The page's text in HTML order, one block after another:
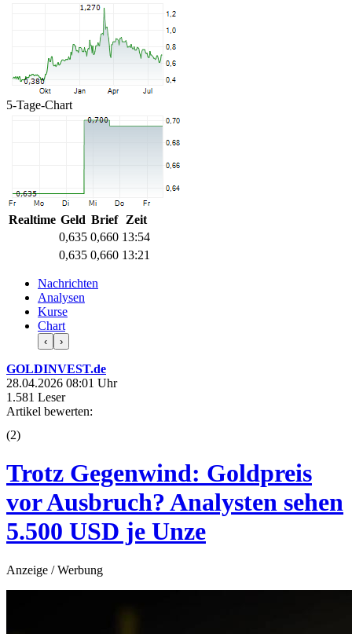
5-Tage-Chart
Realtime Geld Brief
Zeit
0,635 0,660 13:54
0,635 0,660 13:21
Nachrichten
Analysen
Kurse
Chart
‹ ›
GOLDINVEST.de
28.04.2026 08:01 Uhr
1.581 Leser
Artikel bewerten:
(2)
Trotz Gegenwind: Goldpreis
vor Ausbruch? Analysten sehen
5.500 USD je Unze
Anzeige / Werbung